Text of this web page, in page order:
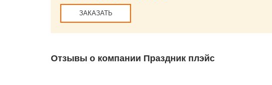
ЗАКАЗАТЬ
Отзывы о компании Праздник плэйс